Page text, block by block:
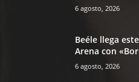
6 agosto, 2026
Beéle llega
Arena con
6 agosto, 2026